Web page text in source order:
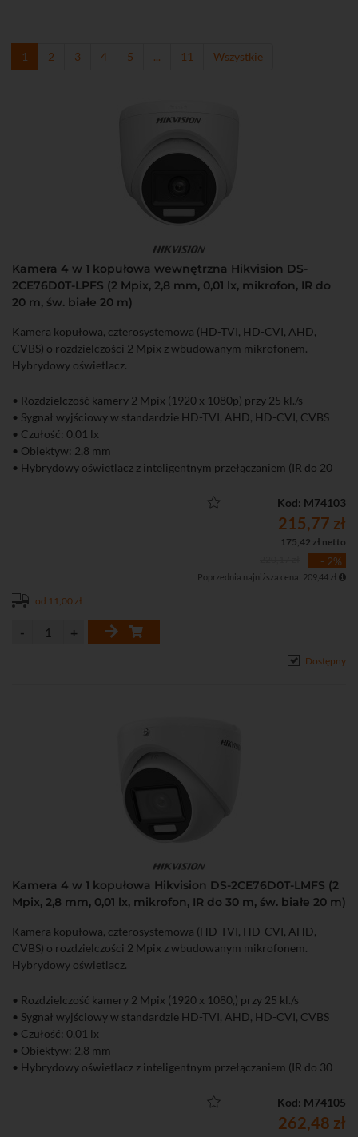
1 2 3 4 5 ... 11 Wszystkie
Kamera 4 w 1 kopułowa wewnętrzna Hikvision DS-
2CE76D0T-LPFS (2 Mpix, 2,8 mm, 0,01 lx, mikrofon, IR do
20 m, św. białe 20 m)
Kamera kopułowa, czterosystemowa (HD-TVI, HD-CVI, AHD,
CVBS) o rozdzielczości 2 Mpix z wbudowanym mikrofonem.
Hybrydowy oświetlacz.
• Rozdzielczość kamery 2 Mpix (1920 x 1080p) przy 25 kl./s
• Sygnał wyjściowy w standardzie HD-TVI, AHD, HD-CVI, CVBS
• Czułość: 0,01 lx
• Obiektyw: 2,8 mm
• Hybrydowy oświetlacz z inteligentnym przełączaniem (IR do 20
• Wbudowany mikrofon - przesyłanie audio i wideo przez wspólny
Kod: M74103
215,77 zł
175,42 zł netto
- 2%
Poprzednia najniższa cena: 209,44 zł
od 11,00 zł
Dostępny
Kamera 4 w 1 kopułowa Hikvision DS-2CE76D0T-LMFS (2
Mpix, 2,8 mm, 0,01 lx, mikrofon, IR do 30 m, św. białe 20 m)
Kamera kopułowa, czterosystemowa (HD-TVI, HD-CVI, AHD,
CVBS) o rozdzielczości 2 Mpix z wbudowanym mikrofonem.
Hybrydowy oświetlacz.
• Rozdzielczość kamery 2 Mpix (1920 x 1080,) przy 25 kl./s
• Sygnał wyjściowy w standardzie HD-TVI, AHD, HD-CVI, CVBS
• Czułość: 0,01 lx
• Obiektyw: 2,8 mm
• Hybrydowy oświetlacz z inteligentnym przełączaniem (IR do 30
• Wbudowany mikrofon - przesyłanie audio i wideo przez wspólny
Kod: M74105
262,48 zł